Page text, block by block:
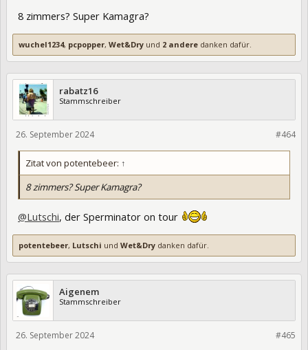
8 zimmers? Super Kamagra?
wuchel1234, pcpopper, Wet&Dry und 2 andere danken dafür.
rabatz16
Stammschreiber
#464
26. September 2024
Zitat von potentebeer: ↑
8 zimmers? Super Kamagra?
@Lutschi, der Sperminator on tour
potentebeer, Lutschi und Wet&Dry danken dafür.
Aigenem
Stammschreiber
#465
26. September 2024